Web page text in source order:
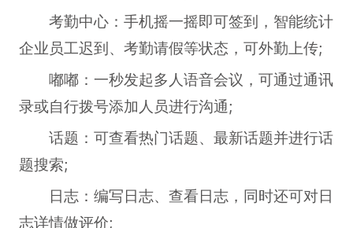
考勤中心：手机摇一摇即可签到，智能统计
企业员工迟到、考勤请假等状态，可外勤上传;
嘟嘟：一秒发起多人语音会议，可通过通讯
录或自行拨号添加人员进行沟通;
话题：可查看热门话题、最新话题并进行话
题搜索;
日志：编写日志、查看日志，同时还可对日
志详情做评价;